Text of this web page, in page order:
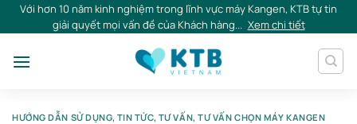
SkipVới hơn 10 năm kinh nghiệm trong lĩnh vực máy Kangen, KTB tự tin
giải quyết mọi vấn đề của Khách hàng... Xem chi tiết
HƯỚNG DẪN SỬ DỤNG, TIN TỨC, TƯ VẤN,TƯ VẤN CHỌN MÁY KANGEN